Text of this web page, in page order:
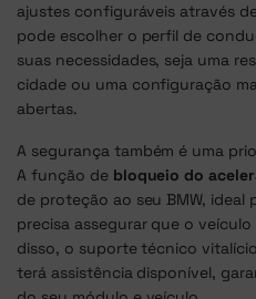
ajustes configuráveis através
pode escolher o perfil de
suas necessidades, seja uma
cidade ou uma configuração
abertas.
A segurança também é uma
A função de bloqueio do
de proteção ao seu BMW,
precisa assegurar que o
disso, o suporte técnico
terá assistência disponível,